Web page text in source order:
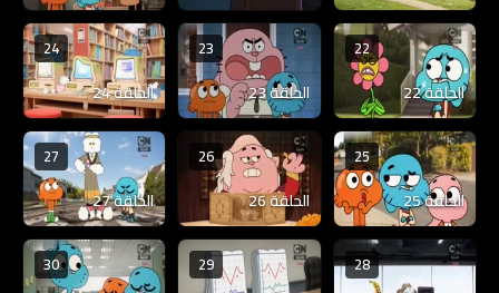
22
الحلقة 22
23
الحلقة 23
24
الحلقة 24
25
الحلقة 25
26
الحلقة 26
27
الحلقة 27
28
29
30